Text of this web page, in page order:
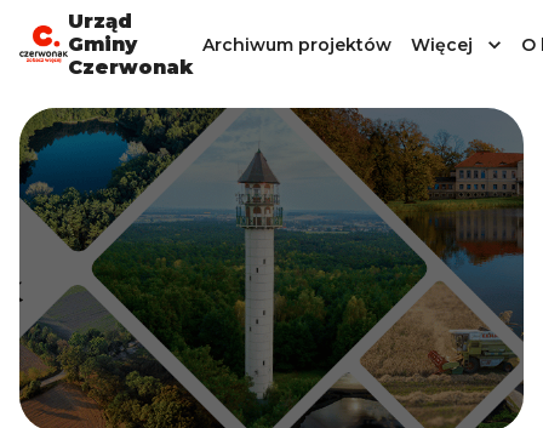
Urząd
Gminy
Czerwonak
Archiwum projektów Więcej O